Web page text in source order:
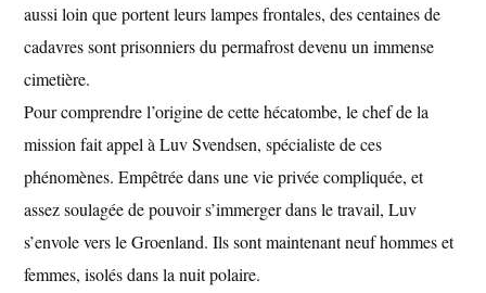
aussi loin que portent leurs lampes frontales, des centaines de
cadavres sont prisonniers du permafrost devenu un immense
cimetière.
Pour comprendre l’origine de cette hécatombe, le chef de la
mission fait appel à Luv Svendsen, spécialiste de ces
phénomènes. Empêtrée dans une vie privée compliquée, et
assez soulagée de pouvoir s’immerger dans le travail, Luv
s’envole vers le Groenland. Ils sont maintenant neuf hommes et
femmes, isolés dans la nuit polaire.